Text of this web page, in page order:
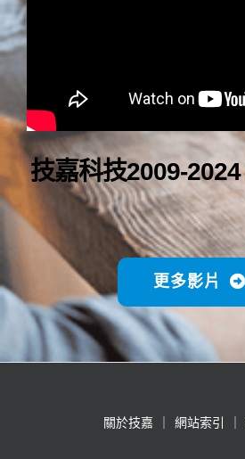
技嘉科技2009-
更多影片
關於技嘉 網站索引